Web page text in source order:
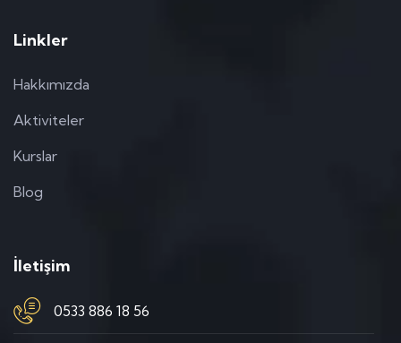
İletişim
0533 886 18 56
Linkler
Hakkımızda
Aktiviteler
Kurslar
Blog